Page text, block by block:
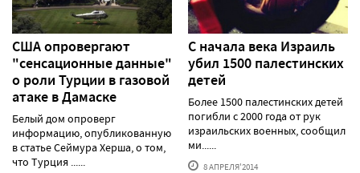
США опровергают
"сенсационные данные"
о роли Турции в газовой
атаке в Дамаске
Белый дом опроверг
информацию, опубликованную
в статье Сеймура Херша, о том,
что Турция ......
С начала века Израиль
убил 1500 палестинских
детей
Более 1500 палестинских детей
погибли с 2000 года от рук
израильских военных, сообщил
ми......
8 АПРЕЛЯ'2014